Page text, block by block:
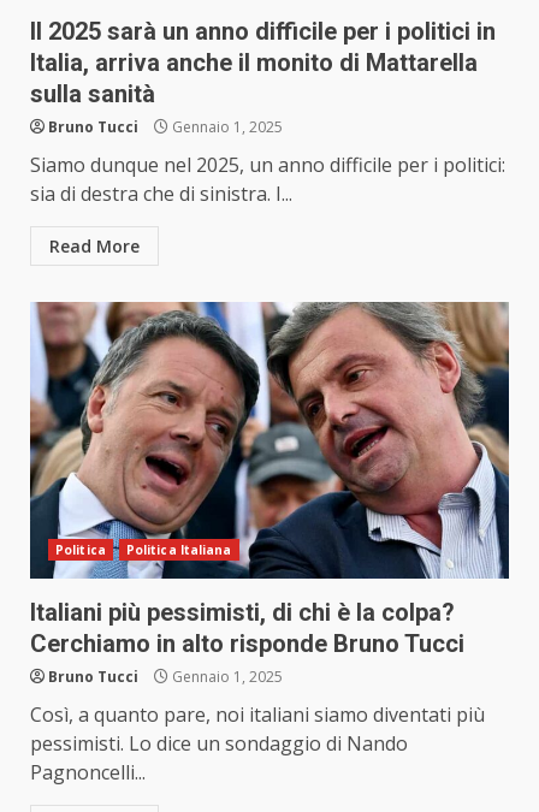
Il 2025 sarà un anno difficile per i politici in
Italia, arriva anche il monito di Mattarella
sulla sanità
Bruno Tucci Gennaio 1, 2025
Siamo dunque nel 2025, un anno difficile per i politici:
sia di destra che di sinistra. I...
Read More
Politica Politica Italiana
Italiani più pessimisti, di chi è la colpa?
Cerchiamo in alto risponde Bruno Tucci
Bruno Tucci Gennaio 1, 2025
Così, a quanto pare, noi italiani siamo diventati più
pessimisti. Lo dice un sondaggio di Nando
Pagnoncelli...